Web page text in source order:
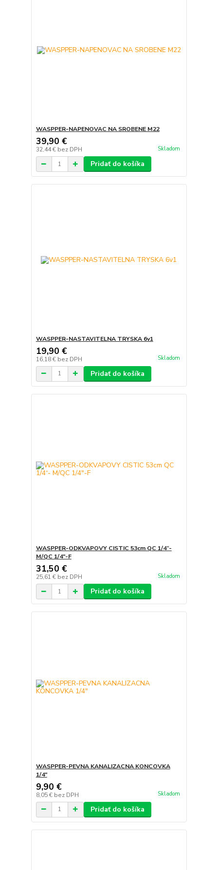
WASPPER-NAPENOVAC NA SROBENE M22
39,90 €
32,44 € bez DPH Skladom
Pridať do košíka
WASPPER-NASTAVITELNA TRYSKA 6v1
19,90 €
16,18 € bez DPH Skladom
Pridať do košíka
WASPPER-ODKVAPOVY CISTIC 53cm QC 1/4“-
M/QC 1/4″-F
31,50 €
25,61 € bez DPH Skladom
Pridať do košíka
WASPPER-PEVNA KANALIZACNA KONCOVKA
1/4"
9,90 €
8,05 € bez DPH Skladom
Pridať do košíka